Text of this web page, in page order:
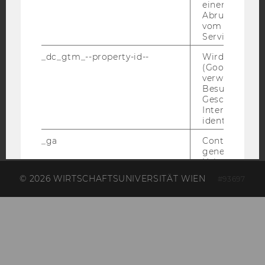
AMBA
© 2026 WIRTSCHAFTSUNIVERSITÄT WIEN #93697
einen Fehler
Abrufen
vom AMP
Service an.
_dc_gtm_--property-id--
Wird von
(Google Tag
verwendet,
Besucher
Geschlecht
Interessen zu
identifizieren.
_ga
Contains a
generated
Using this
Analytics
returning